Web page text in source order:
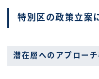
特別区の政策立案
潜在層へのアプロー